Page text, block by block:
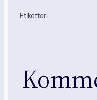
Etiketter: